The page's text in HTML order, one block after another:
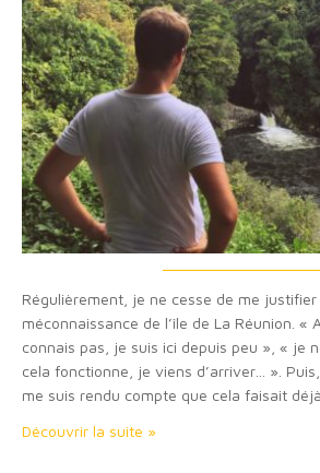
Régulièrement, je ne cesse de me justifier
méconnaissance de l’île de La Réunion. «
connais pas, je suis ici depuis peu », « je
cela fonctionne, je viens d’arriver… ».
me suis rendu compte que cela faisait
Découvrir la suite »